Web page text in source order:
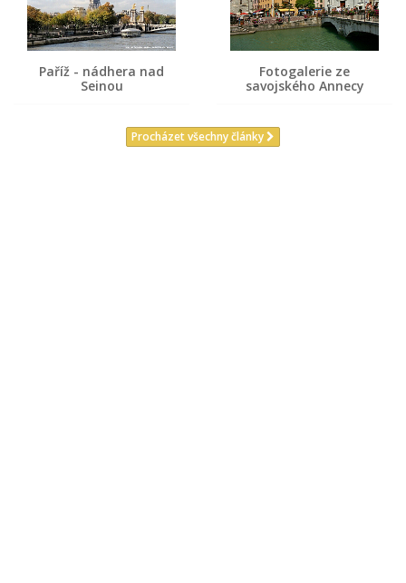
Paříž - nádhera nad
Seinou
Fotogalerie ze
savojského Annecy
Procházet všechny články